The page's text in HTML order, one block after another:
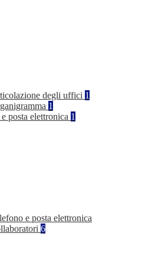
degli uffici 1
1
posta elettronica 1
e posta elettronica
6